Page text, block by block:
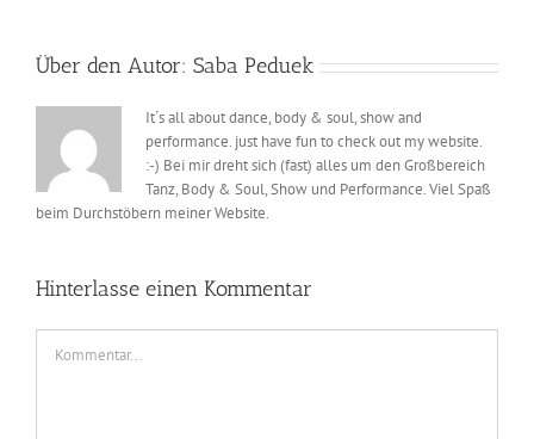
Über den Autor: Saba Peduek
It´s all about dance, body & soul, show and
performance. just have fun to check out my website.
:-) Bei mir dreht sich (fast) alles um den Großbereich
Tanz, Body & Soul, Show und Performance. Viel Spaß
beim Durchstöbern meiner Website.
Hinterlasse einen Kommentar